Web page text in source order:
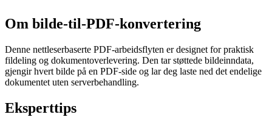
Om bilde-til-PDF-konvertering
Denne nettleserbaserte PDF-arbeidsflyten er designet for praktisk
fildeling og dokumentoverlevering. Den tar støttede bildeinndata,
gjengir hvert bilde på en PDF-side og lar deg laste ned det endelige
dokumentet uten serverbehandling.
Eksperttips